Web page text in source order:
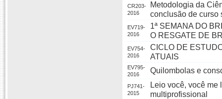
CR203-
2016
Metodologia da
conclusão de curso
EV719-
2016
1ª SEMANA DO
O RESGATE DE
EV754-
2016
CICLO DE
ATUAIS
EV795-
2016
Quilombolas e
PJ741-
2015
Leio você, você
multiprofissional